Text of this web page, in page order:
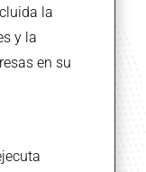
la
y la
en su